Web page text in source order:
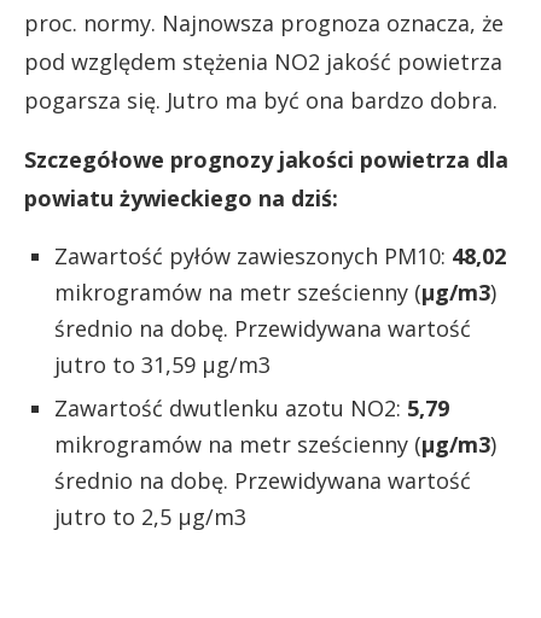
proc. normy. Najnowsza prognoza oznacza, że
pod względem stężenia NO2 jakość powietrza
pogarsza się. Jutro ma być ona bardzo dobra.
Szczegółowe prognozy jakości powietrza dla
powiatu żywieckiego na dziś:
Zawartość pyłów zawieszonych PM10: 48,02
mikrogramów na metr sześcienny (µg/m3)
średnio na dobę. Przewidywana wartość
jutro to 31,59 µg/m3
Zawartość dwutlenku azotu NO2: 5,79
mikrogramów na metr sześcienny (µg/m3)
średnio na dobę. Przewidywana wartość
jutro to 2,5 µg/m3